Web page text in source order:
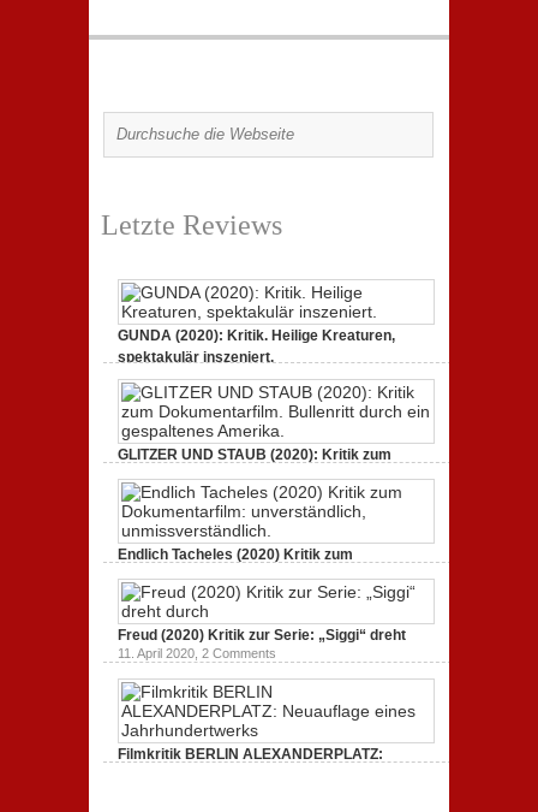
Letzte Reviews
GUNDA (2020): Kritik. Heilige Kreaturen,
spektakulär inszeniert.
GLITZER UND STAUB (2020): Kritik zum
Dokumentarfilm.
3. Oktober 2020,2 Comments
Endlich Tacheles (2020) Kritik zum
Dokumentarfilm: unverständlich,
19. Mai 2020,0 Comments
Freud (2020) Kritik zur Serie: „Siggi“ dreht
11. April 2020, 2 Comments
Filmkritik BERLIN ALEXANDERPLATZ: